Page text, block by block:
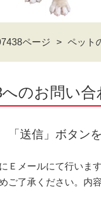
ページ ペット
のお問い
「送信」ボタン
Ｅメールにて行いま
ご了承ください。内